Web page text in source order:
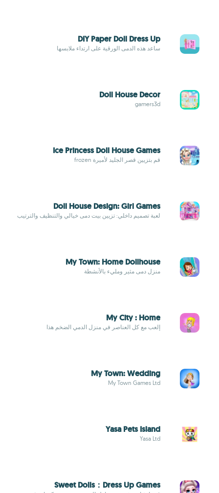
DIY Paper Doll Dress Up
ساعد هذه الدمى الورقية على ارتداء ملابسها
Doll House Decor
gamers3d
Ice Princess Doll House Games
قم بتزيين قصر الجليد لأميرة frozen
Doll House Design: Girl Games
لعبة تصميم داخلي: تزيين بيت دمى خيالي والتنظيف والترتيب
My Town: Home Dollhouse
منزل دمى مثير ومليء بالأنشطة
My City : Home
إلعب مع كل العناصر في منزل الدمي الضخم هذا
My Town: Wedding
My Town Games Ltd
Yasa Pets Island
Yasa Ltd
Sweet Dolls：Dress Up Games